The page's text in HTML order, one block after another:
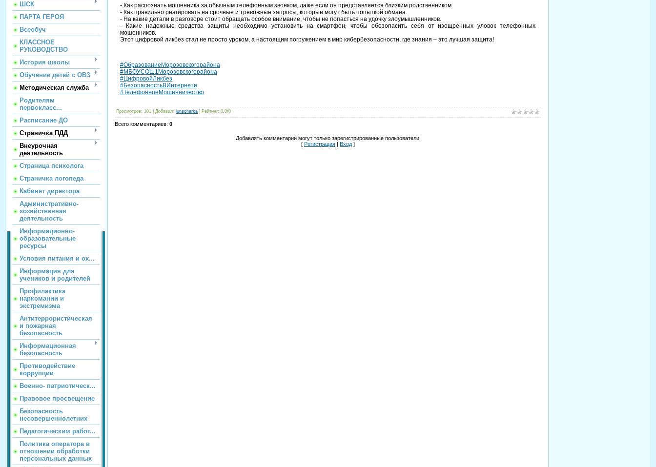
ШСК
ПАРТА ГЕРОЯ
Всеобуч
КЛАССНОЕ
РУКОВОДСТВО
История школы
Обучение детей с ОВЗ
Методическая служба
Родителям
первокласс...
Расписание ДО
Страничка ПДД
Внеурочная
деятельность
Страница психолога
Страничка логопеда
Кабинет директора
Административно-
хозяйственная
деятельность
Информационно-
образовательные
ресурсы
Условия питания и ох...
Информация для
учеников и родителей
Профилактика
наркомании и
экстремизма
Антитеррористическая
и пожарная
безопасность
Информационная
безопасность
Противодействие
коррупции
Военно- патриотическ...
Правовое просвещение
Безопасность
несовершеннолетних
Педагогическим работ...
Политика оператора в
отношении обработки
персональных данных
- Как распознать мошенника за обычным телефонным звонком, даже если он представляется близким родственником.
- Как правильно реагировать на срочные и тревожные запросы, которые могут быть попыткой обмана.
- На какие детали в разговоре стоит обращать особое внимание, чтобы не попасться на удочку злоумышленников.
- Какие надежные средства защиты необходимо установить на смартфон, чтобы обезопасить себя от изощренных уловок телефонных
мошенников.
Этот цифровой ликбез стал не просто уроком, а настоящим погружением в мир кибербезопасности, где знания – это лучшая защита!
#ОбразованиеМорозовскогорайона
#МБОУСОШ1Морозовскогорайона
#ЦифровойЛикбез
#БезопасностьВИнтернете
#ТелефонноеМошенничество
Просмотров: 101 Добавил: lunacharka Рейтинг: 0.0/0
Всего комментариев: 0
Добавлять комментарии могут только зарегистрированные пользователи.
[ Регистрация | Вход ]